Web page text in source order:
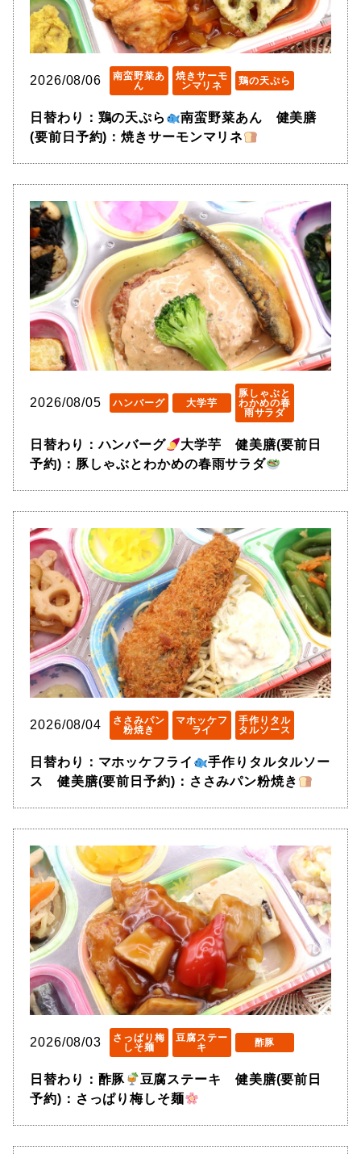
2026/08/06
南蛮野菜あ
ん
焼きサーモ
ンマリネ
鶏の天ぷら
日替わり：鶏の天ぷら
南蛮野菜あん 健美膳
(要前日予約)：焼きサーモンマリネ
2026/08/05 ハンバーグ 大学芋
豚しゃぶと
わかめの春
雨サラダ
日替わり：ハンバーグ
大学芋 健美膳(要前日
予約)：豚しゃぶとわかめの春雨サラダ
2026/08/04
ささみパン
粉焼き
マホッケフ
ライ
手作りタル
タルソース
日替わり：マホッケフライ
手作りタルタルソー
ス 健美膳(要前日予約)：ささみパン粉焼き
2026/08/03
さっぱり梅
しそ麺
豆腐ステー
キ
酢豚
日替わり：酢豚
豆腐ステーキ 健美膳(要前日
予約)：さっぱり梅しそ麺